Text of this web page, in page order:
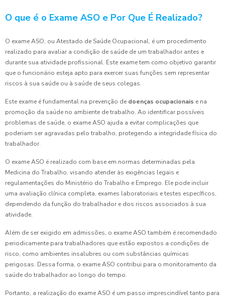
O que é o Exame ASO e Por Que É Realizado?
O exame ASO, ou Atestado de Saúde Ocupacional, é um procedimento
realizado para avaliar a condição de saúde de um trabalhador antes e
durante sua atividade profissional. Este exame tem como objetivo garantir
que o funcionário esteja apto para exercer suas funções sem representar
riscos à sua saúde ou à saúde de seus colegas.
Este exame é fundamental na prevenção de doenças ocupacionais e na
promoção da saúde no ambiente de trabalho. Ao identificar possíveis
problemas de saúde, o exame ASO ajuda a evitar complicações que
poderiam ser agravadas pelo trabalho, protegendo a integridade física do
trabalhador.
O exame ASO é realizado com base em normas determinadas pela
Medicina do Trabalho, visando atender às exigências legais e
regulamentações do Ministério do Trabalho e Emprego. Ele pode incluir
uma avaliação clínica completa, exames laboratoriais e testes específicos,
dependendo da função do trabalhador e dos riscos associados à sua
atividade.
Além de ser exigido em admissões, o exame ASO também é recomendado
periodicamente para trabalhadores que estão expostos a condições de
risco, como ambientes insalubres ou com substâncias químicas
perigosas. Dessa forma, o exame ASO contribui para o monitoramento da
saúde do trabalhador ao longo do tempo.
Portanto, a realização do exame ASO é um passo imprescindível tanto para